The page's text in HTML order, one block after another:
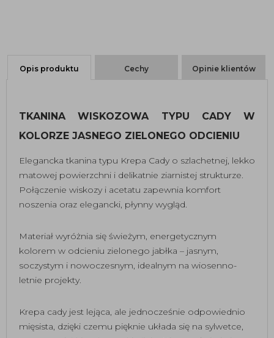
Opis produktu Cechy Opinie klientów
TKANINA WISKOZOWA TYPU CADY W
KOLORZE JASNEGO ZIELONEGO ODCIENIU
Elegancka tkanina typu Krepa Cady o szlachetnej, lekko
matowej powierzchni i delikatnie ziarnistej strukturze.
Połączenie wiskozy i acetatu zapewnia komfort
noszenia oraz elegancki, płynny wygląd.
Materiał wyróżnia się świeżym, energetycznym
kolorem w odcieniu zielonego jabłka – jasnym,
soczystym i nowoczesnym, idealnym na wiosenno-
letnie projekty.
Krepa cady jest lejąca, ale jednocześnie odpowiednio
mięsista, dzięki czemu pięknie układa się na sylwetce,